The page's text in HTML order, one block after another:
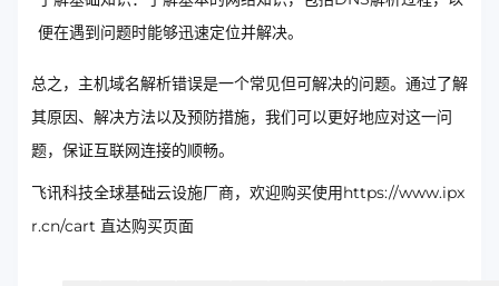
便在遇到问题时能够迅速定位并解决。
总之，主机域名解析错误是一个常见但可解决的问题。通过了解
其原因、解决方法以及预防措施，我们可以更好地应对这一问
题，保证互联网连接的顺畅。
飞讯科技全球基础云设施厂商，欢迎购买使用https://www.ipx
r.cn/cart 直达购买页面